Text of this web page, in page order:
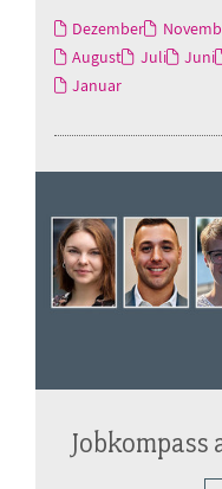
Dezember
August
Juli Juni
Januar